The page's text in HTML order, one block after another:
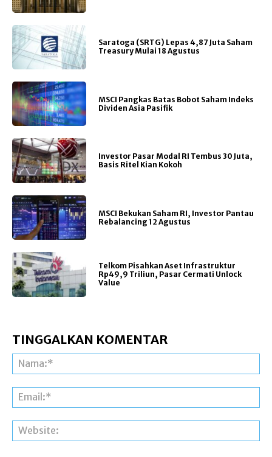
Saratoga (SRTG) Lepas 4,87 Juta Saham
Treasury Mulai 18 Agustus
MSCI Pangkas Batas Bobot Saham Indeks
Dividen Asia Pasifik
Investor Pasar Modal RI Tembus 30 Juta,
Basis Ritel Kian Kokoh
MSCI Bekukan Saham RI, Investor Pantau
Rebalancing 12 Agustus
Telkom Pisahkan Aset Infrastruktur
Rp49,9 Triliun, Pasar Cermati Unlock
Value
TINGGALKAN KOMENTAR